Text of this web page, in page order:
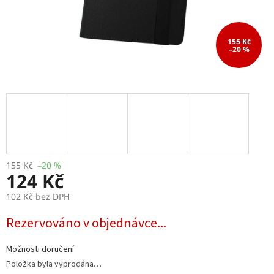
155 Kč
–20 %
155 Kč –20 %
124 Kč
102 Kč bez DPH
cena:
Rezervováno v objednávce...
Možnosti doručení
Položka byla vyprodána…